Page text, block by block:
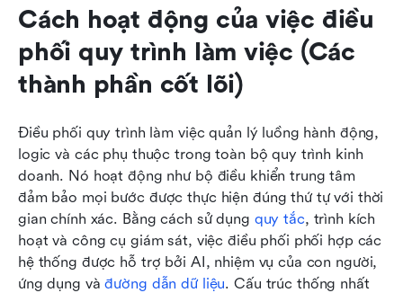
Cách hoạt động của việc điều
phối quy trình làm việc (Các
thành phần cốt lõi)
Điều phối quy trình làm việc quản lý luồng hành động,
logic và các phụ thuộc trong toàn bộ quy trình kinh
doanh. Nó hoạt động như bộ điều khiển trung tâm
đảm bảo mọi bước được thực hiện đúng thứ tự với thời
gian chính xác. Bằng cách sử dụng quy tắc, trình kích
hoạt và công cụ giám sát, việc điều phối phối hợp các
hệ thống được hỗ trợ bởi AI, nhiệm vụ của con người,
ứng dụng và đường dẫn dữ liệu. Cấu trúc thống nhất